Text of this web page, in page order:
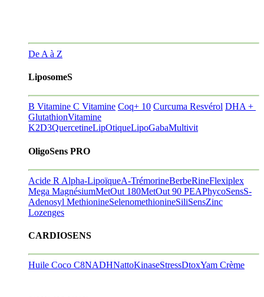
De A à Z
LiposomeS
B Vitamine C Vitamine Coq+ 10 Curcuma Resvérol DHA +
GlutathionVitamine
K2D3QuercetineLipOtiqueLipoGabaMultivit
OligoSens PRO
Acide R Alpha-LipoïqueA-TrémorineBerbeRineFlexiplex
Mega MagnésiumMetOut 180MetOut 90 PEAPhycoSensS-
Adenosyl MethionineSelenomethionineSiliSensZinc
Lozenges
CARDIOSENS
Huile Coco C8NADHNattoKinaseStressDtoxYam Crème